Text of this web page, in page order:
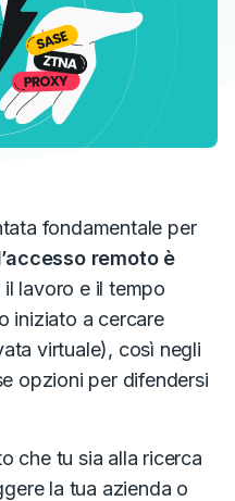
fondamentale per
remoto è
il lavoro e il tempo
iniziato a cercare
virtuale), così negli
opzioni per difendersi
che tu sia alla ricerca
la tua azienda o